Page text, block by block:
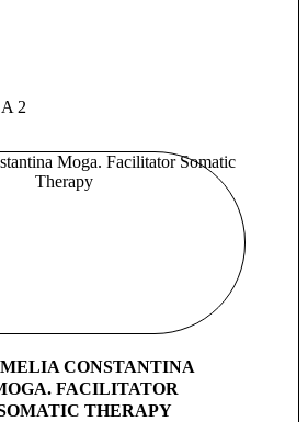
2
CONSTANTINA
FACILITATOR
THERAPY